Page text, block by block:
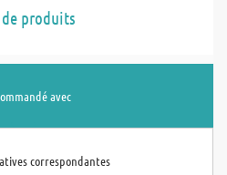
produits
avec
correspondantes